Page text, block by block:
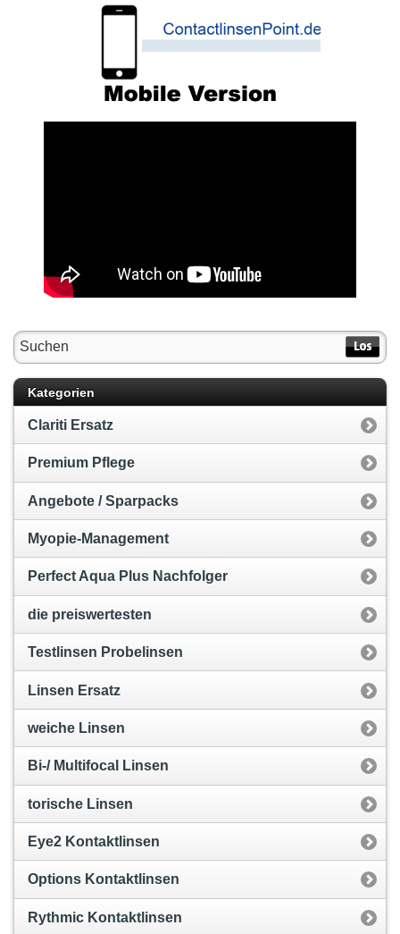
Kategorien
Clariti Ersatz
Premium Pflege
Angebote / Sparpacks
Myopie-Management
Perfect Aqua Plus Nachfolger
die preiswertesten
Testlinsen Probelinsen
Linsen Ersatz
weiche Linsen
Bi-/ Multifocal Linsen
torische Linsen
Eye2 Kontaktlinsen
Options Kontaktlinsen
Rythmic Kontaktlinsen